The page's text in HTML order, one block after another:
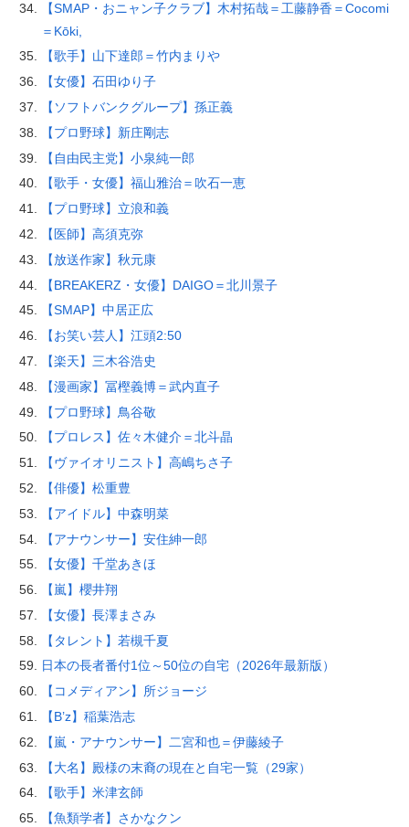
【SMAP・おニャン子クラブ】木村拓哉＝工藤静香＝Cocomi
＝Kōki,
【歌手】山下達郎＝竹内まりや
【女優】石田ゆり子
【ソフトバンクグループ】孫正義
【プロ野球】新庄剛志
【自由民主党】小泉純一郎
【歌手・女優】福山雅治＝吹石一恵
【プロ野球】立浪和義
【医師】高須克弥
【放送作家】秋元康
【BREAKERZ・女優】DAIGO＝北川景子
【SMAP】中居正広
【お笑い芸人】江頭2:50
【楽天】三木谷浩史
【漫画家】冨樫義博＝武内直子
【プロ野球】鳥谷敬
【プロレス】佐々木健介＝北斗晶
【ヴァイオリニスト】高嶋ちさ子
【俳優】松重豊
【アイドル】中森明菜
【アナウンサー】安住紳一郎
【女優】千堂あきほ
【嵐】櫻井翔
【女優】長澤まさみ
【タレント】若槻千夏
日本の長者番付1位～50位の自宅（2026年最新版）
【コメディアン】所ジョージ
【B’z】稲葉浩志
【嵐・アナウンサー】二宮和也＝伊藤綾子
【大名】殿様の末裔の現在と自宅一覧（29家）
【歌手】米津玄師
【魚類学者】さかなクン